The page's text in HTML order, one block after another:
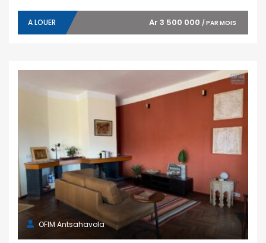
A LOUER Ar 3 500 000 / PAR MOIS
OFIM Antsahavola